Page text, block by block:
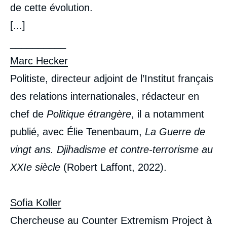
de cette évolution.
[...]
Marc Hecker
Politiste, directeur adjoint de l’Institut français
des relations internationales, rédacteur en
chef de Politique étrangère, il a notamment
publié, avec Élie Tenenbaum, La Guerre de
vingt ans. Djihadisme et contre-terrorisme au
XXIe siècle (Robert Laffont, 2022).
Sofia Koller
Chercheuse au Counter Extremism Project à
Image
couverture
la
publication
Marc HECKER, Sofia KOLLER, « Les
femmes sont-elles des djihadistes comme